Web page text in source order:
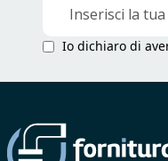
Newsletter:
Io dichiaro di